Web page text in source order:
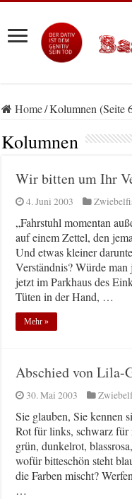
Home/Kolumnen (Seite
Kolumnen
Wir bitten um Ihr
4. Juni 2003
„Fahrstuhl momentan
auf einem Zettel, den
Und etwas kleiner
Verständnis? Würde
jetzt im Parkhaus des
Tüten in der Hand, …
Mehr »
Abschied von Lila-
30. Mai 2003
Sie glauben, Sie kennen
Rot für links, schwarz für
grün, dunkelrot,
wofür bitteschön steht
die Farben mischt?
…